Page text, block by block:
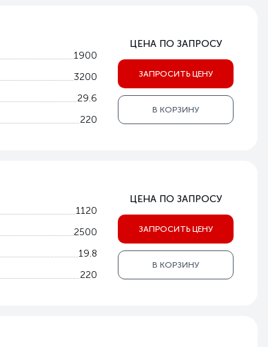
1900
3200
29.6
220
ЦЕНА ПО ЗАПРОСУ
ЗАПРОСИТЬ ЦЕНУ
В КОРЗИНУ
1120
2500
19.8
220
ЦЕНА ПО ЗАПРОСУ
ЗАПРОСИТЬ ЦЕНУ
В КОРЗИНУ